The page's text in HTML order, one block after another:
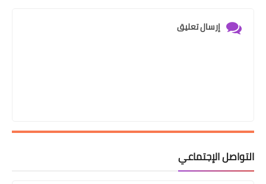
إرسال تعليق
التواصل الإجتماعي